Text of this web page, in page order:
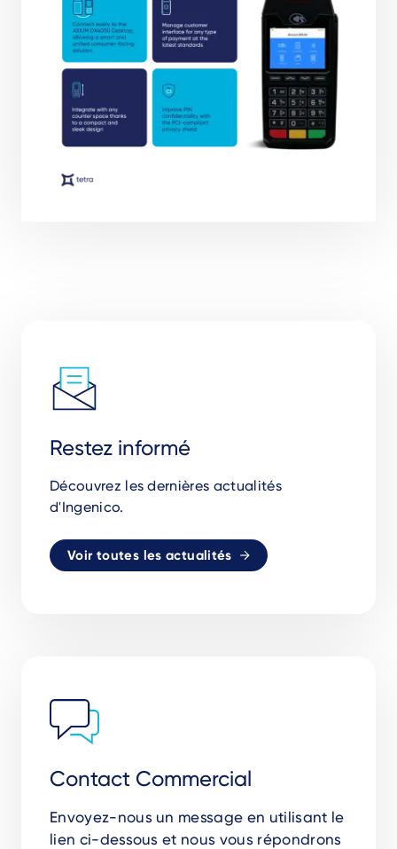
Restez informé
Découvrez les dernières actualités
d'Ingenico.
Voir toutes les actualités
Contact Commercial
Envoyez-nous un message en utilisant le
lien ci-dessous et nous vous répondrons